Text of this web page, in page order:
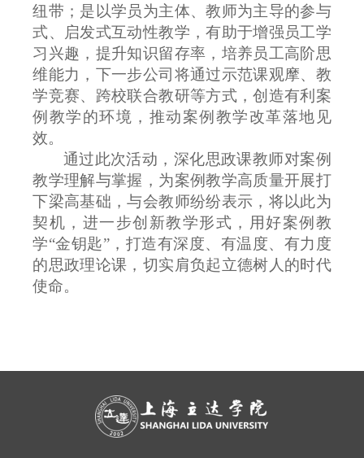
纽带；是以学员为主体、教师为主导的参与
式、启发式互动性教学，有助于增强员工学
习兴趣，提升知识留存率，培养员工高阶思
维能力，下一步公司将通过示范课观摩、教
学竞赛、跨校联合教研等方式，创造有利案
例教学的环境，推动案例教学改革落地见
效。
通过此次活动，深化思政课教师对案例
教学理解与掌握，为案例教学高质量开展打
下梁高基础，与会教师纷纷表示，将以此为
契机，进一步创新教学形式，用好案例教
学“金钥匙”，打造有深度、有温度、有力度
的思政理论课，切实肩负起立德树人的时代
使命。